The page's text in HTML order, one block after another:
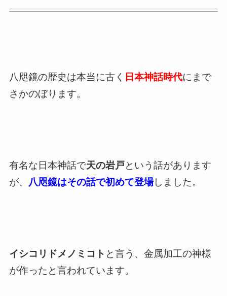
八咫鏡の歴史は本当に古く 日本神話時代にまで
さかのぼります。
有名な日本神話で天の岩戸という話があります
が、 八咫鏡はその話で初めて登場しました。
イシコリドメノミコト と言う、金属加工の神様
が作ったと言われています。